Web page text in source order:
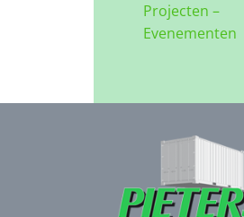
Projecten –
Evenementen